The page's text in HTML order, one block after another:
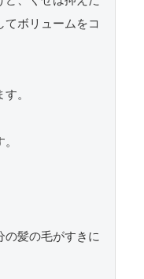
ボリュームをコ
。
の髪の毛がすきに